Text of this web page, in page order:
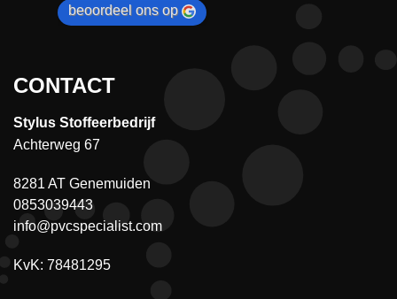
beoordeel ons op
CONTACT
Stylus Stoffeerbedrijf
Achterweg 67
8281 AT Genemuiden
0853039443
info@pvcspecialist.com
KvK: 78481295